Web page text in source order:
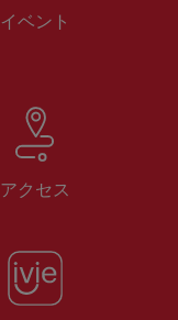
イベント
アクセス